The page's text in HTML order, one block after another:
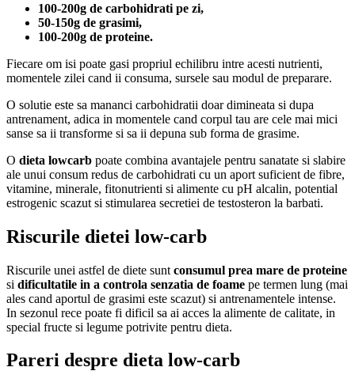
100-200g de carbohidrati pe zi,
50-150g de grasimi,
100-200g de proteine.
Fiecare om isi poate gasi propriul echilibru intre acesti nutrienti,
momentele zilei cand ii consuma, sursele sau modul de preparare.
O solutie este sa mananci carbohidratii doar dimineata si dupa
antrenament, adica in momentele cand corpul tau are cele mai mici
sanse sa ii transforme si sa ii depuna sub forma de grasime.
O dieta lowcarb poate combina avantajele pentru sanatate si slabire
ale unui consum redus de carbohidrati cu un aport suficient de fibre,
vitamine, minerale, fitonutrienti si alimente cu pH alcalin, potential
estrogenic scazut si stimularea secretiei de testosteron la barbati.
Riscurile dietei low-carb
Riscurile unei astfel de diete sunt consumul prea mare de proteine
si dificultatile in a controla senzatia de foame pe termen lung (mai
ales cand aportul de grasimi este scazut) si antrenamentele intense.
In sezonul rece poate fi dificil sa ai acces la alimente de calitate, in
special fructe si legume potrivite pentru dieta.
Pareri despre dieta low-carb